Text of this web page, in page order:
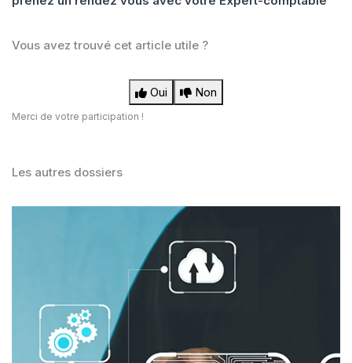
Vous avez trouvé cet article utile ?
Oui Non
Merci de votre participation !
Les autres dossiers